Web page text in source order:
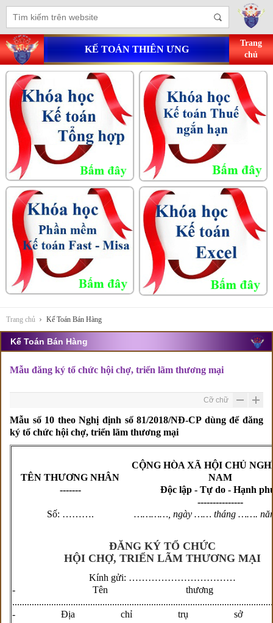
KẾ TOÁN THIÊN ƯNG
Trang
chủ
Trang chủ Kế Toán Bán Hàng
Kế Toán Bán Hàng
Mẫu đăng ký tổ chức hội chợ, triển lãm thương mại
Cỡ chữ
Mẫu số 10 theo Nghị định số 81/2018/NĐ-CP dùng để đăng
ký tổ chức hội chợ, triển lãm thương mại
TÊN THƯƠNG NHÂN
-------
CỘNG HÒA XÃ HỘI CHỦ
NAM
Độc lập - Tự do - Hạnh
---------------
Số: ……….
…………, ngày …… tháng …….
ĐĂNG KÝ TỔ CHỨC
HỘI CHỢ, TRIỂN LÃM THƯƠNG MẠI
Kính gửi: ……………………………
- Tên thương
- Địa chỉ trụ sở